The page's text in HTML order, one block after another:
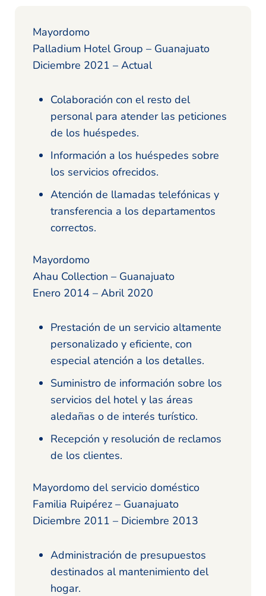
Mayordomo
Palladium Hotel Group – Guanajuato
Diciembre 2021 – Actual
Colaboración con el resto del
personal para atender las peticiones
de los huéspedes.
Información a los huéspedes sobre
los servicios ofrecidos.
Atención de llamadas telefónicas y
transferencia a los departamentos
correctos.
Mayordomo
Ahau Collection – Guanajuato
Enero 2014 – Abril 2020
Prestación de un servicio altamente
personalizado y eficiente, con
especial atención a los detalles.
Suministro de información sobre los
servicios del hotel y las áreas
aledañas o de interés turístico.
Recepción y resolución de reclamos
de los clientes.
Mayordomo del servicio doméstico
Familia Ruipérez – Guanajuato
Diciembre 2011 – Diciembre 2013
Administración de presupuestos
destinados al mantenimiento del
hogar.